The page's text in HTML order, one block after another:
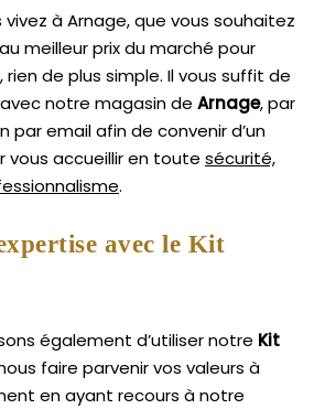
vivez à Arnage, que vous souhaitez
meilleur prix du marché pour
de plus simple. Il vous suffit de
notre magasin de Arnage, par
par email afin de convenir d’un
vous accueillir en toute sécurité,
.
avec le Kit
également d’utiliser notre Kit
faire parvenir vos valeurs à
en ayant recours à notre